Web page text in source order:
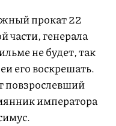
прокат 22
части, генерала
не будет, так
его воскрешать.
повзрослевший
императора